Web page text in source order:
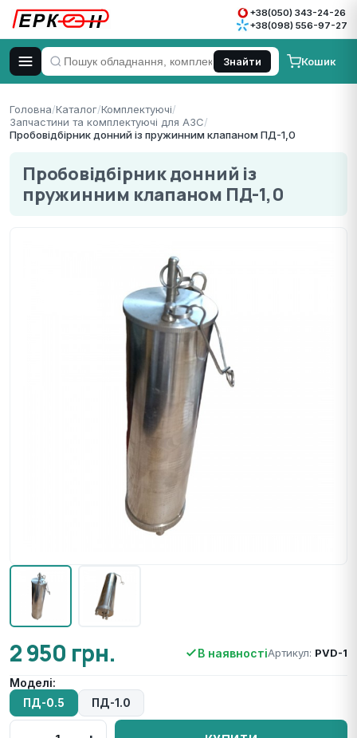
+38(050) 343-24-26
+38(098) 556-97-27
Знайти Кошик
Головна/Каталог/Комплектуючі/
Запчастини та комплектуючі для АЗС/
Пробовідбірник донний із пружинним клапаном ПД-1,0
Пробовідбірник донний із
пружинним клапаном ПД-1,0
2 950 грн. В наявностіАртикул: PVD-1
Моделі:
ПД-0.5 ПД-1.0